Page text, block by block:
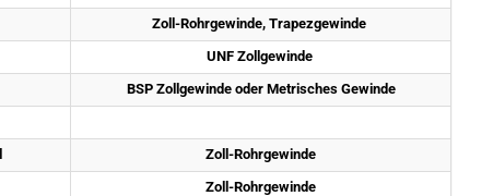
Zoll-Rohrgewinde, Trapezgewinde
UNF Zollgewinde
BSP Zollgewinde oder Metrisches Gewinde
Zoll-Rohrgewinde
Zoll-Rohrgewinde